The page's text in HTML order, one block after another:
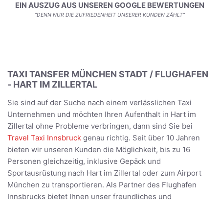
EIN AUSZUG AUS UNSEREN GOOGLE BEWERTUNGEN
"DENN NUR DIE ZUFRIEDENHEIT UNSERER KUNDEN ZÄHLT"
TAXI TANSFER MÜNCHEN STADT / FLUGHAFEN
- HART IM ZILLERTAL
Sie sind auf der Suche nach einem verlässlichen Taxi
Unternehmen und möchten Ihren Aufenthalt in Hart im
Zillertal ohne Probleme verbringen, dann sind Sie bei
Travel Taxi Innsbruck genau richtig. Seit über 10 Jahren
bieten wir unseren Kunden die Möglichkeit, bis zu 16
Personen gleichzeitig, inklusive Gepäck und
Sportausrüstung nach Hart im Zillertal oder zum Airport
München zu transportieren. Als Partner des Flughafen
Innsbrucks bietet Ihnen unser freundliches und